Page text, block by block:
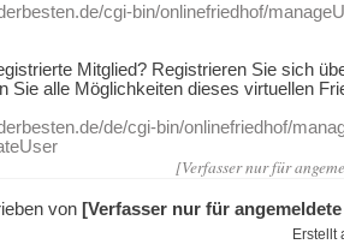
cgi-bin/onlinefriedhof/
Mitglied? Registrieren Sie sich
Sie alle Möglichkeiten dieses virtuellen
de/cgi-bin/onlinefriedhof/
[Verfasser nur für
von [Verfasser nur für
Erstellt